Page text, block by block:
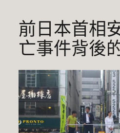
前日本首相
亡事件背後